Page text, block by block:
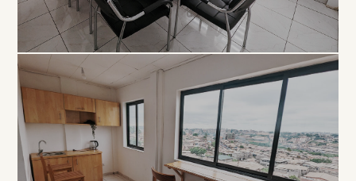
PROFESSIONNEL
Salle de
Réunion
À PARTIR DE 15 000 FCFA / HEURE